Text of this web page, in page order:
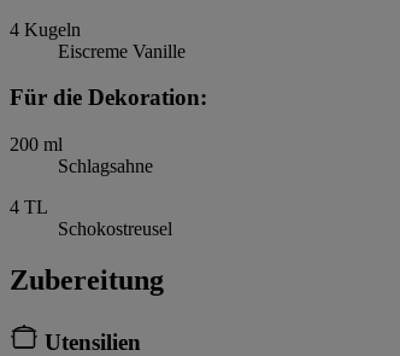
4 Kugeln
Eiscreme Vanille
Für die Dekoration:
200 ml
Schlagsahne
4 TL
Schokostreusel
Zubereitung
Utensilien